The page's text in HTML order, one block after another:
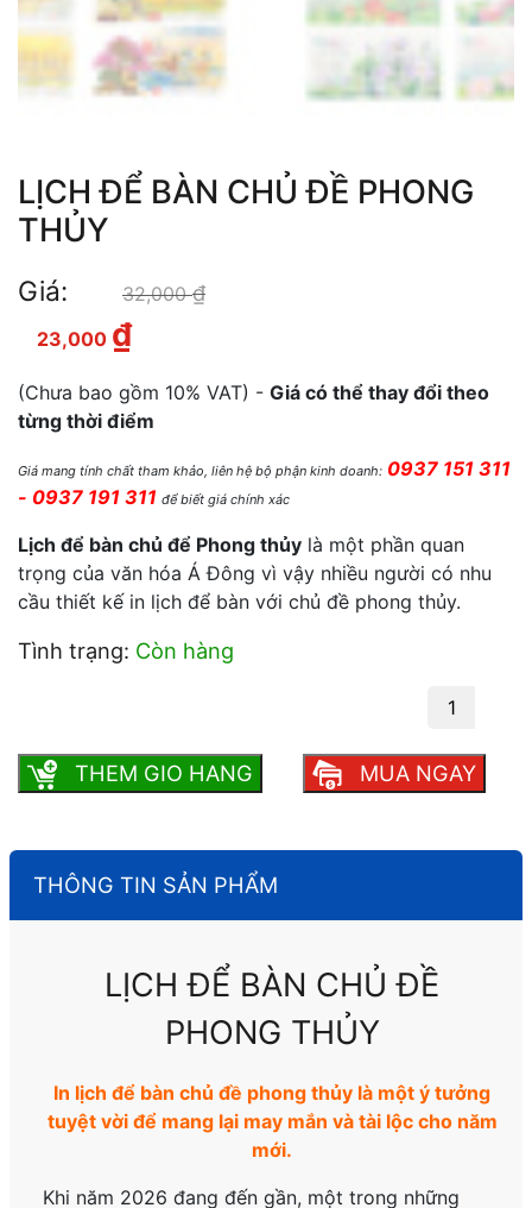
LỊCH ĐỂ BÀN CHỦ ĐỀ PHONG
THỦY
Giá: 32,000₫
23,000 ₫
(Chưa bao gồm 10% VAT) - Giá có thể thay đổi theo
từng thời điểm
Giá mang tính chất tham khảo, liên hệ bộ phận kinh doanh: 0937 151 311
- 0937 191 311 để biết giá chính xác
Lịch để bàn chủ để Phong thủy là một phần quan
trọng của văn hóa Á Đông vì vậy nhiều người có nhu
cầu thiết kế in lịch để bàn với chủ đề phong thủy.
Tình trạng: Còn hàng
THEM GIO HANG MUA NGAY
THÔNG TIN SẢN PHẨM
LỊCH ĐỂ BÀN CHỦ ĐỀ
PHONG THỦY
In lịch để bàn chủ đề phong thủy là một ý tưởng
tuyệt vời để mang lại may mắn và tài lộc cho năm
mới.
Khi năm 2026 đang đến gần, một trong những